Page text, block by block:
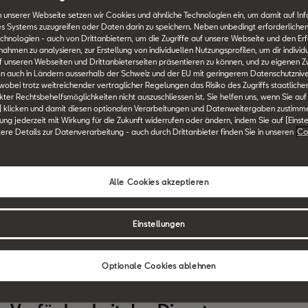
SEAT bietet umsetzbare Einblicke in Ihre
helfen, Ihre Fahrten zu verbessern.
und Vorteile
Erhalten Sie detaillierte Berichte über Ihre
Kraftstoffverbrauch, Ladeverbrauch und
Ihres Fahrzeugs zugänglich sind.
Bleiben Sie über die wichtigsten
zu verfeinern und eine ruhigere, kontrolliertere Fahrt zu
Zeichnen Sie automatisch Ihre Fahrten auf,
genauer und einfacher.
unserer Webseite setzen wir Cookies und ähnliche Technologien ein, um damit auf
Systems zuzugreifen oder Daten darin zu speichern. Neben unbedingt
- auch von Drittanbietern, um die Zugriffe auf unsere Webseite und den
zu analysieren, zur Erstellung von individuellen Nutzungsprofilen, um dir
unseren Webseiten und Drittanbieterseiten präsentieren zu können, und zu eigenen
auch in Ländern ausserhalb der Schweiz und der EU mit geringerem
trotz weitreichender vertraglicher Regelungen das Risiko des Zugriffs
Rechtsbehelfsmöglichkeiten nicht auszuschliessen ist. Sie helfen uns, wenn Sie
klicken und damit diesen optionalen Verarbeitungen und Datenweitergaben
jederzeit mit Wirkung für die Zukunft widerrufen oder ändern, indem Sie auf
Details zur Datenverarbeitung - auch durch Drittanbieter finden Sie in unseren
Optionale Cookies ablehnen
Alle Cookies akzeptieren
Einstellungen